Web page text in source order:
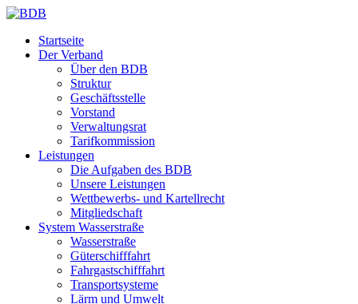
Startseite
Der Verband
Über den BDB
Struktur
Geschäftsstelle
Vorstand
Verwaltungsrat
Tarifkommission
Leistungen
Die Aufgaben des BDB
Unsere Leistungen
Wettbewerbs- und Kartellrecht
Mitgliedschaft
System Wasserstraße
Wasserstraße
Güterschifffahrt
Fahrgastschifffahrt
Transportsysteme
Lärm und Umwelt